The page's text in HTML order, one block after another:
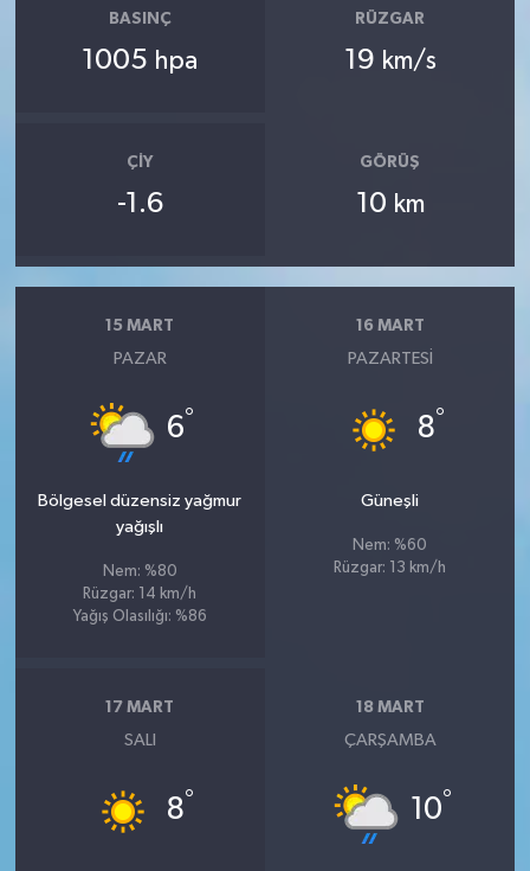
BASINÇ
1005 hpa
RÜZGAR
19 km/s
ÇIY
-1.6
GÖRÜŞ
10 km
15 MART
PAZAR
6°
Bölgesel düzensiz yağmur
yağışlı
Nem: %80
Rüzgar: 14 km/h
Yağış Olasılığı: %86
16 MART
PAZARTESI
8°
Güneşli
Nem: %60
Rüzgar: 13 km/h
17 MART
SALI
8°
18 MART
ÇARŞAMBA
10°